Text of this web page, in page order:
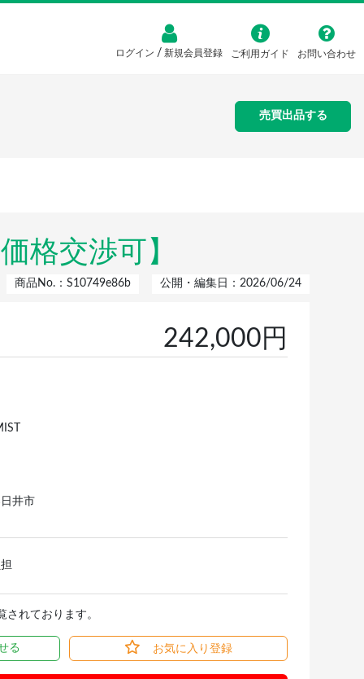
ログイン / 新規会員登録 ご利用ガイド お問い合わせ
売買出品する
格交渉可】
商品No.：S10749e86b 公開・編集日：2026/06/24
242,000円
井市
されております。
る お気に入り登録